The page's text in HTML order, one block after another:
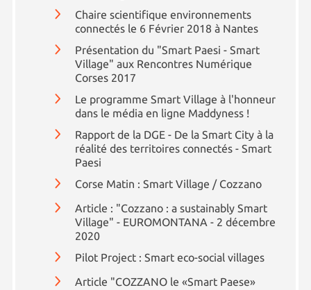
Chaire scientifique environnements
connectés le 6 Février 2018 à Nantes
Présentation du "Smart Paesi - Smart
Village" aux Rencontres Numérique
Corses 2017
Le programme Smart Village à l'honneur
dans le média en ligne Maddyness !
Rapport de la DGE - De la Smart City à la
réalité des territoires connectés - Smart
Paesi
Corse Matin : Smart Village / Cozzano
Article : "Cozzano : a sustainably Smart
Village" - EUROMONTANA - 2 décembre
2020
Pilot Project : Smart eco-social villages
Article "COZZANO le «Smart Paese»